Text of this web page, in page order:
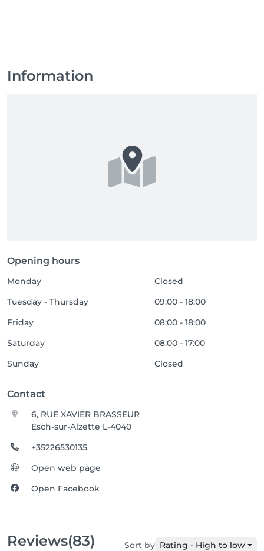
Information
Opening hours
Monday
Closed
Tuesday - Thursday
09:00 - 18:00
Friday
08:00 - 18:00
Saturday
08:00 - 17:00
Sunday
Closed
Contact
6, RUE XAVIER BRASSEUR
Esch-sur-Alzette L-4040
+35226530135
Open web page
Open Facebook
Reviews(83) Sort by Rating - High to low